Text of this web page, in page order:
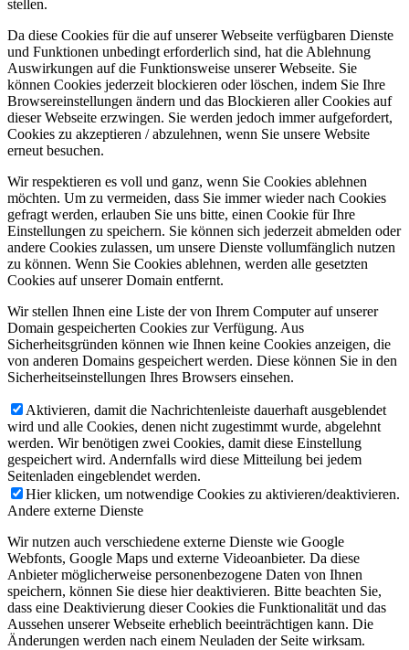
stellen.
Da diese Cookies für die auf unserer Webseite verfügbaren Dienste
und Funktionen unbedingt erforderlich sind, hat die Ablehnung
Auswirkungen auf die Funktionsweise unserer Webseite. Sie
können Cookies jederzeit blockieren oder löschen, indem Sie Ihre
Browsereinstellungen ändern und das Blockieren aller Cookies auf
dieser Webseite erzwingen. Sie werden jedoch immer aufgefordert,
Cookies zu akzeptieren / abzulehnen, wenn Sie unsere Website
erneut besuchen.
Wir respektieren es voll und ganz, wenn Sie Cookies ablehnen
möchten. Um zu vermeiden, dass Sie immer wieder nach Cookies
gefragt werden, erlauben Sie uns bitte, einen Cookie für Ihre
Einstellungen zu speichern. Sie können sich jederzeit abmelden oder
andere Cookies zulassen, um unsere Dienste vollumfänglich nutzen
zu können. Wenn Sie Cookies ablehnen, werden alle gesetzten
Cookies auf unserer Domain entfernt.
Wir stellen Ihnen eine Liste der von Ihrem Computer auf unserer
Domain gespeicherten Cookies zur Verfügung. Aus
Sicherheitsgründen können wie Ihnen keine Cookies anzeigen, die
von anderen Domains gespeichert werden. Diese können Sie in den
Sicherheitseinstellungen Ihres Browsers einsehen.
Aktivieren, damit die Nachrichtenleiste dauerhaft ausgeblendet
wird und alle Cookies, denen nicht zugestimmt wurde, abgelehnt
werden. Wir benötigen zwei Cookies, damit diese Einstellung
gespeichert wird. Andernfalls wird diese Mitteilung bei jedem
Seitenladen eingeblendet werden.
Hier klicken, um notwendige Cookies zu aktivieren/deaktivieren.
Andere externe Dienste
Wir nutzen auch verschiedene externe Dienste wie Google
Webfonts, Google Maps und externe Videoanbieter. Da diese
Anbieter möglicherweise personenbezogene Daten von Ihnen
speichern, können Sie diese hier deaktivieren. Bitte beachten Sie,
dass eine Deaktivierung dieser Cookies die Funktionalität und das
Aussehen unserer Webseite erheblich beeinträchtigen kann. Die
Änderungen werden nach einem Neuladen der Seite wirksam.